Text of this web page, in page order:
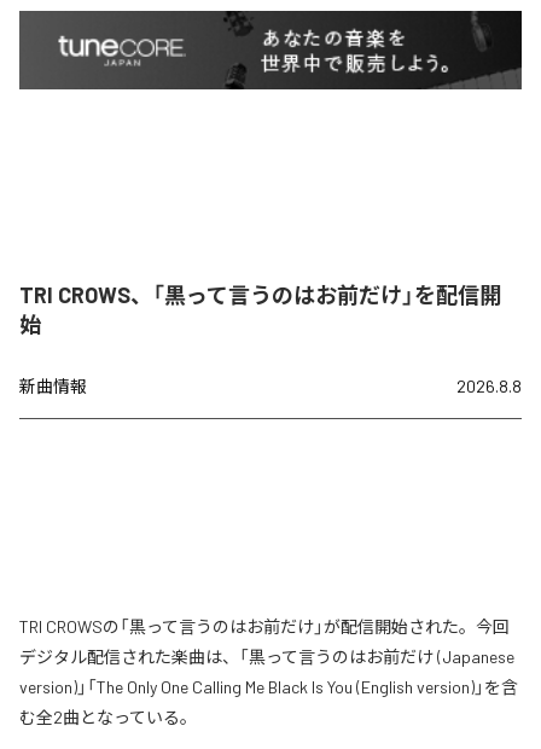
TRI CROWS、「黒って言うのはお前だけ」を配信開
始
新曲情報 2026.8.8
TRI CROWSの「黒って言うのはお前だけ」が配信開始された。今回
デジタル配信された楽曲は、「黒って言うのはお前だけ (Japanese
version)」「The Only One Calling Me Black Is You (English version)」を含
む全2曲となっている。